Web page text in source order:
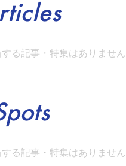
る記事・特集はありません
る記事・特集はありません